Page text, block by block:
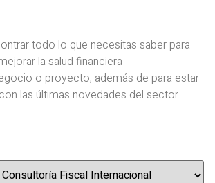
todo lo que necesitas saber para
la salud financiera
o proyecto, además de para estar
las últimas novedades del sector.